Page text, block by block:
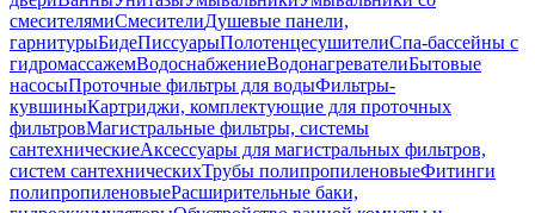
смесителямиСмесителиДушевые панели,
гарнитурыБидеПиссуарыПолотенцесушителиСпа-бассейны с
гидромассажемВодоснабжениеВодонагревателиБытовые
насосыПроточные фильтры для водыФильтры-
кувшиныКартриджи, комплектующие для проточных
фильтровМагистральные фильтры, системы
сантехническиеАксессуары для магистральных фильтров,
систем сантехническихТрубы полипропиленовыеФитинги
полипропиленовыеРасширительные баки,